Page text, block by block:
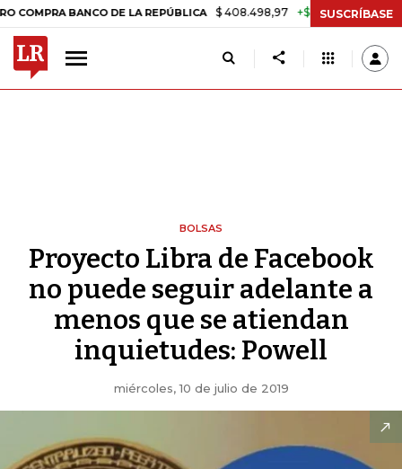
BANCO DE LA REPÚBLICA $ 408.498,97 +$ 8.753,81 +2,19%
SUSCRÍBASE
BOLSAS
Proyecto Libra de Facebook
no puede seguir adelante a
menos que se atiendan
inquietudes: Powell
miércoles, 10 de julio de 2019